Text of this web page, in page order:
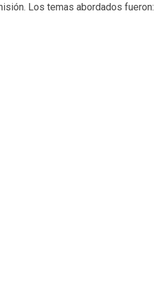
Los temas abordados fueron: